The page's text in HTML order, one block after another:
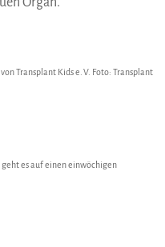
Transplant Kids e. V. Foto: Transplant
geht es auf einen einwöchigen